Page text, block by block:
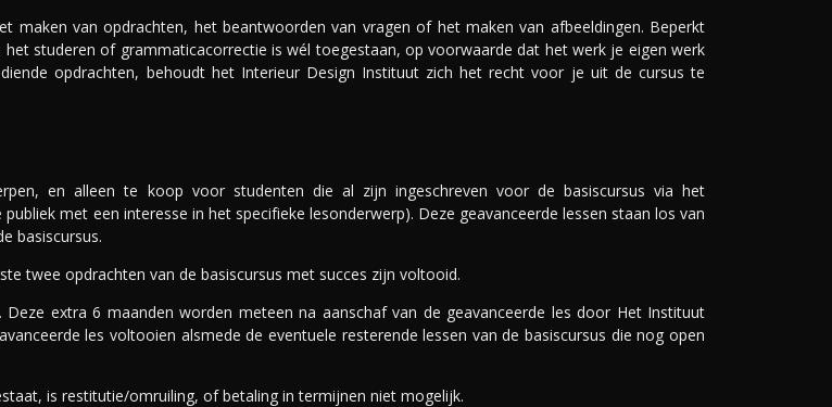
van opdrachten, het beantwoorden van vragen of het maken van afbeeldingen. Beperkt
studeren of grammaticacorrectie is wél toegestaan, op voorwaarde dat het werk je eigen werk
opdrachten, behoudt het Interieur Design Instituut zich het recht voor je uit de cursus te
en alleen te koop voor studenten die al zijn ingeschreven voor de basiscursus via het
met een interesse in het specifieke lesonderwerp). Deze geavanceerde lessen staan los van
basiscursus.
twee opdrachten van de basiscursus met succes zijn voltooid.
extra 6 maanden worden meteen na aanschaf van de geavanceerde les door Het Instituut
les voltooien alsmede de eventuele resterende lessen van de basiscursus die nog open
is restitutie/omruiling, of betaling in termijnen niet mogelijk.